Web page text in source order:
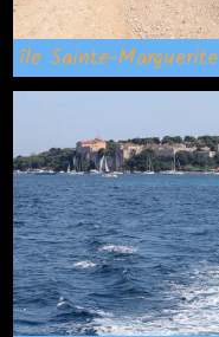
île Sainte-Marguerite